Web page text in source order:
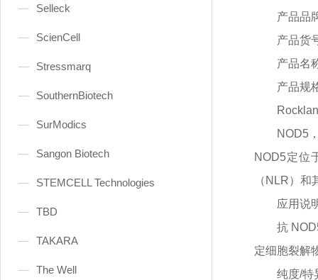
Selleck
ScienCell
Stressmarq
SouthernBiotech
SurModics
Sangon Biotech
STEMCELL Technologies
TBD
TAKARA
The Well
产品品
产品货
产品名
产品规
NOD5
NOD5定位
（NLR）
应用说
抗
定细胞裂解
纯度/特